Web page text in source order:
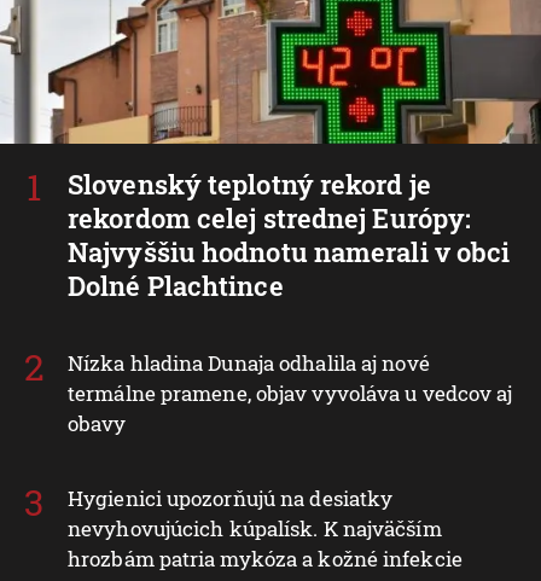
Slovenský teplotný rekord je
rekordom celej strednej Európy:
Najvyššiu hodnotu namerali v obci
Dolné Plachtince
Nízka hladina Dunaja odhalila aj nové
termálne pramene, objav vyvoláva u vedcov aj
obavy
Hygienici upozorňujú na desiatky
nevyhovujúcich kúpalísk. K najväčším
hrozbám patria mykóza a kožné infekcie